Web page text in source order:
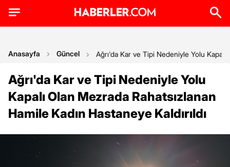
Anasayfa Güncel Ağrı'da Kar ve Tipi Nedeniyle Yolu Kapalı
Ağrı'da Kar ve Tipi Nedeniyle Yolu
Kapalı Olan Mezrada Rahatsızlanan
Hamile Kadın Hastaneye Kaldırıldı